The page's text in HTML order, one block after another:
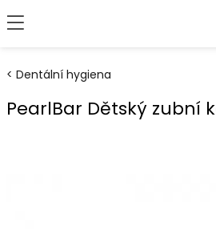
Dentální hygiena
PearlBar Dětský zubní